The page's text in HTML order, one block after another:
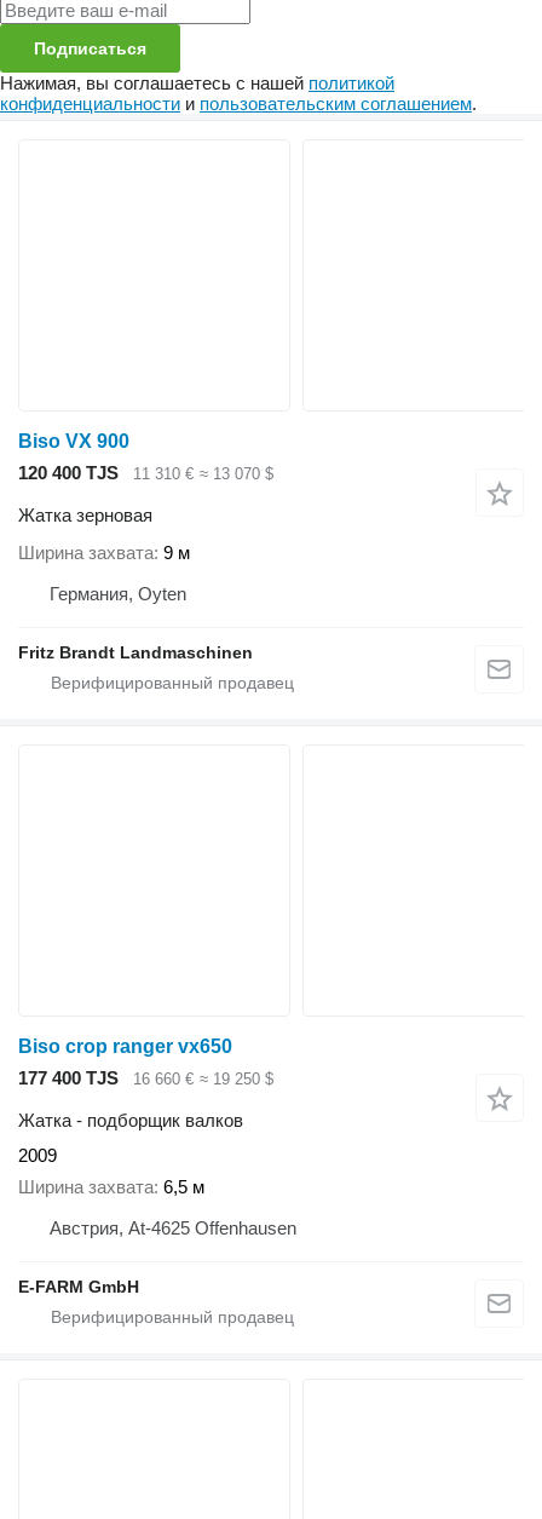
Подписаться
Нажимая, вы соглашаетесь с нашей политикой
конфиденциальности и пользовательским соглашением.
Biso VX 900
120 400 TJS
11 310 € ≈ 13 070 $
Жатка зерновая
Ширина захвата 9 м
Германия, Oyten
Fritz Brandt Landmaschinen
Biso crop ranger vx650
177 400 TJS
16 660 € ≈ 19 250 $
Жатка - подборщик валков
2009
Ширина захвата 6,5 м
Австрия, At-4625 Offenhausen
E-FARM GmbH